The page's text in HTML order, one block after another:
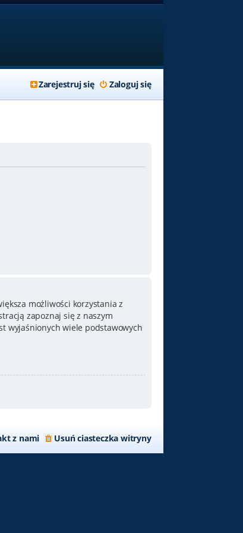
Zaloguj się
Zarejestruj się
możliwości korzystania z
zapoznaj się z naszym
wyjaśnionych wiele podstawowych
Usuń ciasteczka witryny
z nami